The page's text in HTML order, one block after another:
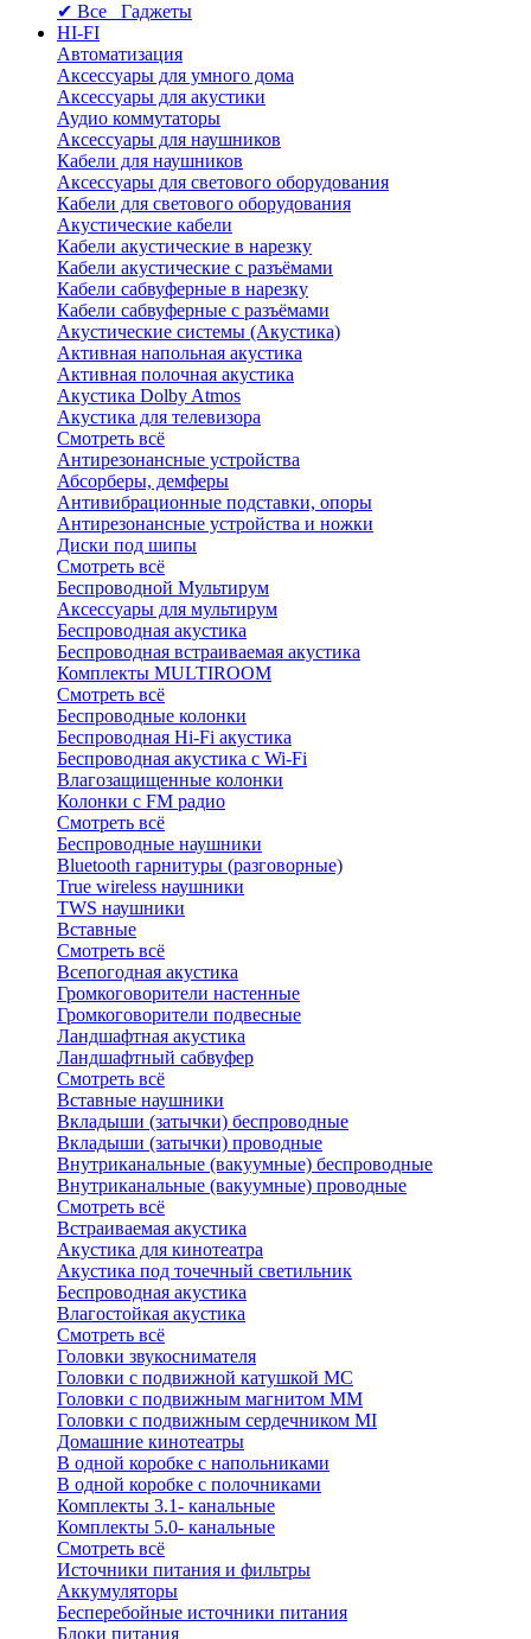
✔ Все Гаджеты
HI-FI
Автоматизация
Аксессуары для умного дома
Аксессуары для акустики
Аудио коммутаторы
Аксессуары для наушников
Кабели для наушников
Аксессуары для светового оборудования
Кабели для светового оборудования
Акустические кабели
Кабели акустические в нарезку
Кабели акустические с разъёмами
Кабели сабвуферные в нарезку
Кабели сабвуферные с разъёмами
Акустические системы (Акустика)
Активная напольная акустика
Активная полочная акустика
Акустика Dolby Atmos
Акустика для телевизора
Смотреть всё
Антирезонансные устройства
Абсорберы, демферы
Антивибрационные подставки, опоры
Антирезонансные устройства и ножки
Диски под шипы
Смотреть всё
Беспроводной Мультирум
Аксессуары для мультирум
Беспроводная акустика
Беспроводная встраиваемая акустика
Комплекты MULTIROOM
Смотреть всё
Беспроводные колонки
Беспроводная Hi-Fi акустика
Беспроводная акустика с Wi-Fi
Влагозащищенные колонки
Колонки с FM радио
Смотреть всё
Беспроводные наушники
Bluetоoth гарнитуры (разговорные)
True wireless наушники
TWS наушники
Вставные
Смотреть всё
Всепогодная акустика
Громкоговорители настенные
Громкоговорители подвесные
Ландшафтная акустика
Ландшафтный сабвуфер
Смотреть всё
Вставные наушники
Вкладыши (затычки) беспроводные
Вкладыши (затычки) проводные
Внутриканальные (вакуумные) беспроводные
Внутриканальные (вакуумные) проводные
Смотреть всё
Встраиваемая акустика
Акустика для кинотеатра
Акустика под точечный светильник
Беспроводная акустика
Влагостойкая акустика
Смотреть всё
Головки звукоснимателя
Головки с подвижной катушкой MC
Головки с подвижным магнитом ММ
Головки с подвижным сердечником MI
Домашние кинотеатры
В одной коробке с напольниками
В одной коробке с полочниками
Комплекты 3.1- канальные
Комплекты 5.0- канальные
Смотреть всё
Источники питания и фильтры
Аккумуляторы
Бесперебойные источники питания
Блоки питания